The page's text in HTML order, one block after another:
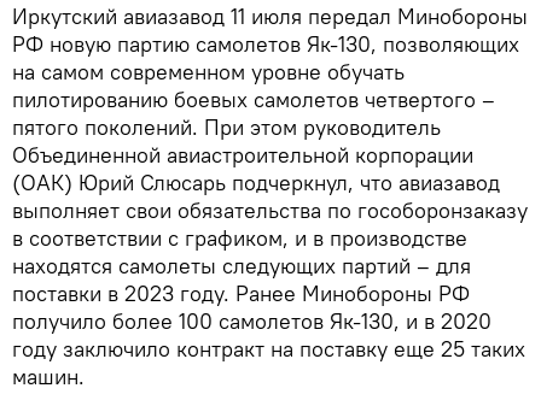
Иркутский авиазавод 11 июля передал Минобороны
РФ новую партию самолетов Як-130, позволяющих
на самом современном уровне обучать
пилотированию боевых самолетов четвертого –
пятого поколений. При этом руководитель
Объединенной авиастроительной корпорации
(ОАК) Юрий Слюсарь подчеркнул, что авиазавод
выполняет свои обязательства по гособоронзаказу
в соответствии с графиком, и в производстве
находятся самолеты следующих партий – для
поставки в 2023 году. Ранее Минобороны РФ
получило более 100 самолетов Як-130, и в 2020
году заключило контракт на поставку еще 25 таких
машин.